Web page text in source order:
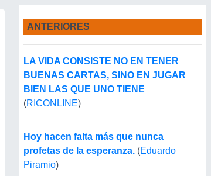
ANTERIORES
LA VIDA CONSISTE NO EN TENER
BUENAS CARTAS, SINO EN JUGAR
BIEN LAS QUE UNO TIENE
(RICONLINE)
Hoy hacen falta más que nunca
profetas de la esperanza. (Eduardo
Piramio)